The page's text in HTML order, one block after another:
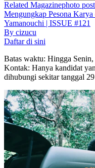
Related Magazinephoto
Mengungkap Pesona
Yamanouchi | ISSUE #121
By cizucu
Daftar di sini
Batas waktu: Hingga
Kontak: Hanya kandidat
dihubungi sekitar tanggal